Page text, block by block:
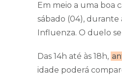
Em meio a uma boa
sábado (04), durante
Influenza. O duelo
Das 14h até às 18h,
idade poderá